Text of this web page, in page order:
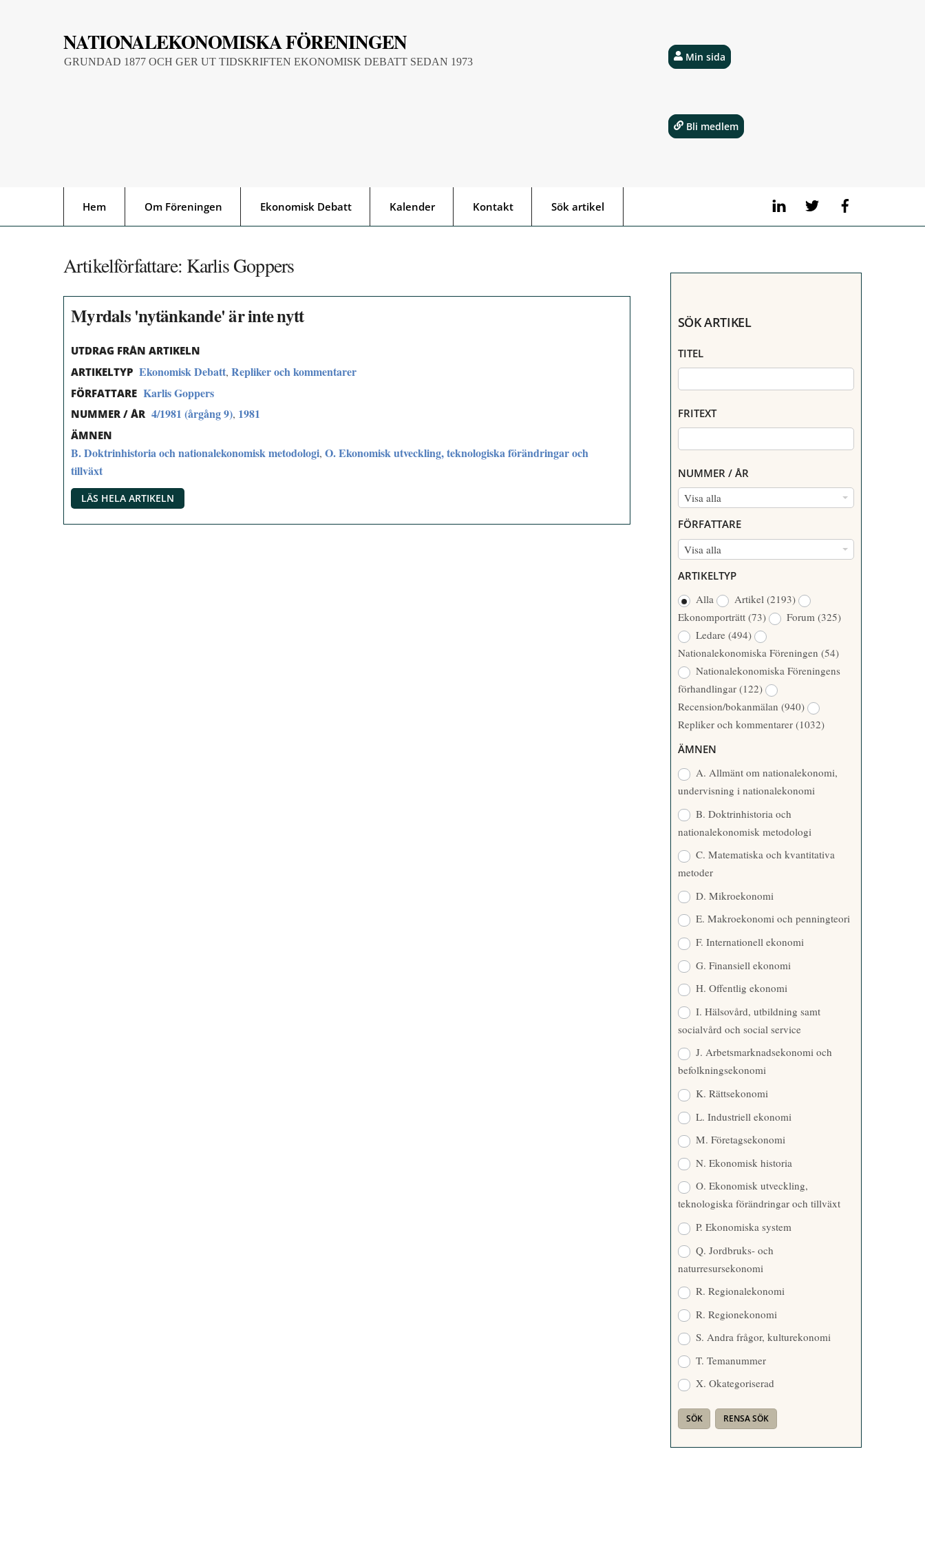
NATIONALEKONOMISKA FÖRENINGEN
GRUNDAD 1877 OCH GER UT TIDSKRIFTEN EKONOMISK DEBATT SEDAN 1973
LinkedIn Twitter
Hem Om Föreningen Ekonomisk Debatt Kalender Kontakt Sök artikel
Min sida
Bli medlem
Artikelförfattare: Karlis Goppers
Myrdals 'nytänkande' är inte nytt
UTDRAG FRÅN ARTIKELN
ARTIKELTYP Ekonomisk Debatt, Repliker och kommentarer
FÖRFATTARE Karlis Goppers
NUMMER / ÅR 4/1981 (årgång 9), 1981
ÄMNEN
B. Doktrinhistoria och nationalekonomisk metodologi, O. Ekonomisk utveckling, teknologiska förändringar och
tillväxt
LÄS HELA ARTIKELN
SÖK ARTIKEL
TITEL
FRITEXT
NUMMER / ÅR
Visa alla
N
M
M
/
Å
R
FÖRFATTARE
Visa alla
R
F
A
T
T
A
R
E
ARTIKELTYP
Alla
Artikel (2193)
Ekonomporträtt (73) Forum (325)
Ledare (494)
Nationalekonomiska Föreningen (54)
Nationalekonomiska Föreningens
förhandlingar (122)
Recension/bokanmälan (940)
Repliker och kommentarer (1032)
ÄMNEN
A. Allmänt om nationalekonomi,
undervisning i nationalekonomi
B. Doktrinhistoria och
nationalekonomisk metodologi
C. Matematiska och kvantitativa
metoder
D. Mikroekonomi
E. Makroekonomi och penningteori
F. Internationell ekonomi
G. Finansiell ekonomi
H. Offentlig ekonomi
I. Hälsovård, utbildning samt
socialvård och social service
J. Arbetsmarknadsekonomi och
befolkningsekonomi
K. Rättsekonomi
L. Industriell ekonomi
M. Företagsekonomi
N. Ekonomisk historia
O. Ekonomisk utveckling,
teknologiska förändringar och tillväxt
P. Ekonomiska system
Q. Jordbruks- och
naturresursekonomi
R. Regionalekonomi
R. Regionekonomi
S. Andra frågor, kulturekonomi
T. Temanummer
X. Okategoriserad